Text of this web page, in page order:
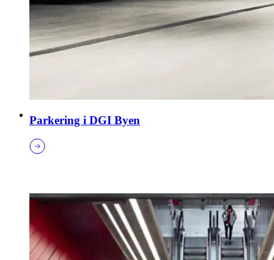
Parkering i DGI Byen